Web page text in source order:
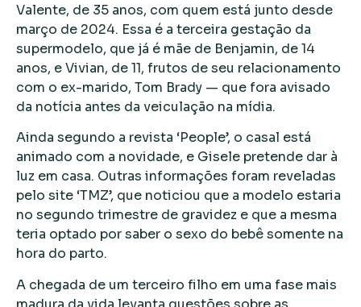
Valente, de 35 anos, com quem está junto desde
março de 2024. Essa é a terceira gestação da
supermodelo, que já é mãe de Benjamin, de 14
anos, e Vivian, de 11, frutos de seu relacionamento
com o ex-marido, Tom Brady — que fora avisado
da notícia antes da veiculação na mídia.
Ainda segundo a revista ‘People’, o casal está
animado com a novidade, e Gisele pretende dar à
luz em casa. Outras informações foram reveladas
pelo site ‘TMZ’, que noticiou que a modelo estaria
no segundo trimestre de gravidez e que a mesma
teria optado por saber o sexo do bebê somente na
hora do parto.
A chegada de um terceiro filho em uma fase mais